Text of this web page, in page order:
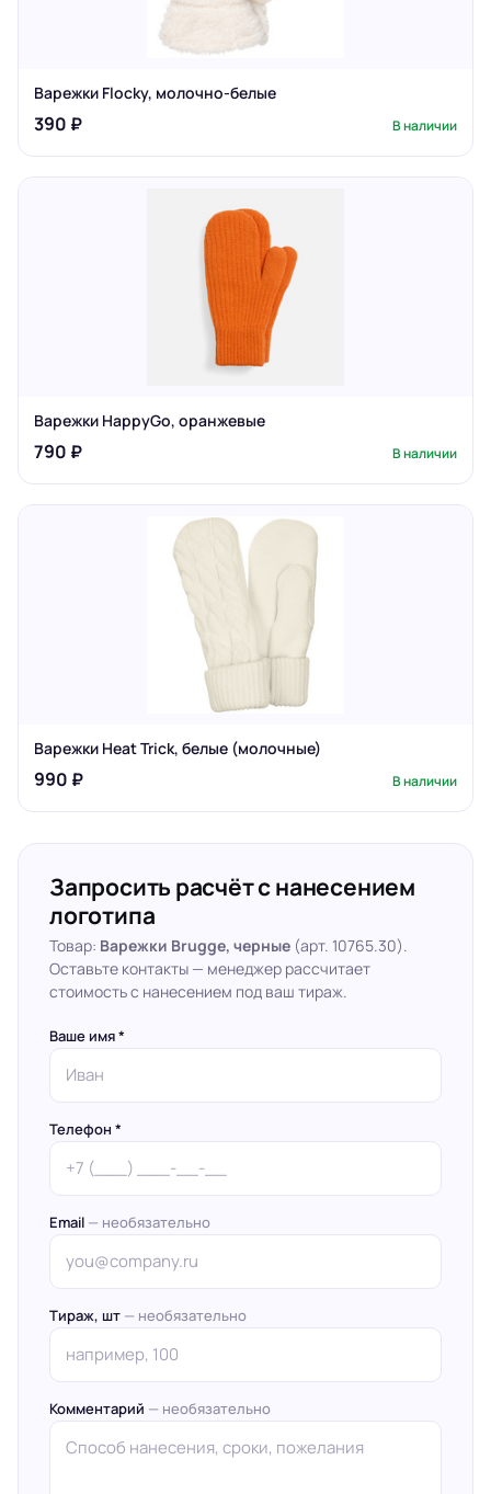
Варежки Flocky, молочно-белые
390 ₽ В наличии
Варежки HappyGo, оранжевые
790 ₽ В наличии
Варежки Heat Trick, белые (молочные)
990 ₽ В наличии
Запросить расчёт с нанесением
логотипа
Товар: Варежки Brugge, черные (арт. 10765.30).
Оставьте контакты — менеджер рассчитает
стоимость с нанесением под ваш тираж.
Ваше имя *
Телефон *
Email — необязательно
Тираж, шт — необязательно
Комментарий — необязательно